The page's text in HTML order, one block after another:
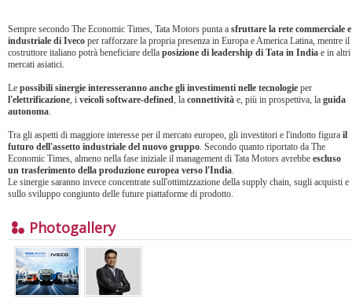
Sempre secondo The Economic Times, Tata Motors punta a sfruttare la rete commerciale e
industriale di Iveco per rafforzare la propria presenza in Europa e America Latina, mentre il
costruttore italiano potrà beneficiare della posizione di leadership di Tata in India e in altri
mercati asiatici.
Le possibili sinergie interesseranno anche gli investimenti nelle tecnologie per
l'elettrificazione, i veicoli software-defined, la connettività e, più in prospettiva, la guida
autonoma.
Tra gli aspetti di maggiore interesse per il mercato europeo, gli investitori e l'indotto figura il
futuro dell'assetto industriale del nuovo gruppo. Secondo quanto riportato da The
Economic Times, almeno nella fase iniziale il management di Tata Motors avrebbe escluso
un trasferimento della produzione europea verso l'India.
Le sinergie saranno invece concentrate sull'ottimizzazione della supply chain, sugli acquisti e
sullo sviluppo congiunto delle future piattaforme di prodotto.
Photogallery